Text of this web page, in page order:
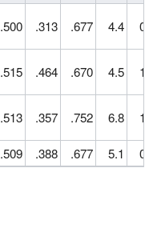
.500 .313 .677 4.4 0.9
.515 .464 .670 4.5 1.5
.513 .357 .752 6.8 1.8
.509 .388 .677 5.1 0.9